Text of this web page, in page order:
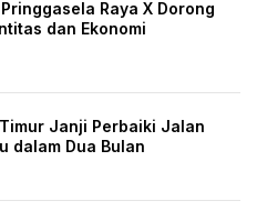
Raya X Dorong
dan Ekonomi
Janji Perbaiki Jalan
dalam Dua Bulan